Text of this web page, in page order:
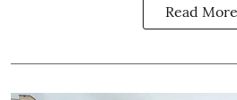
Read More